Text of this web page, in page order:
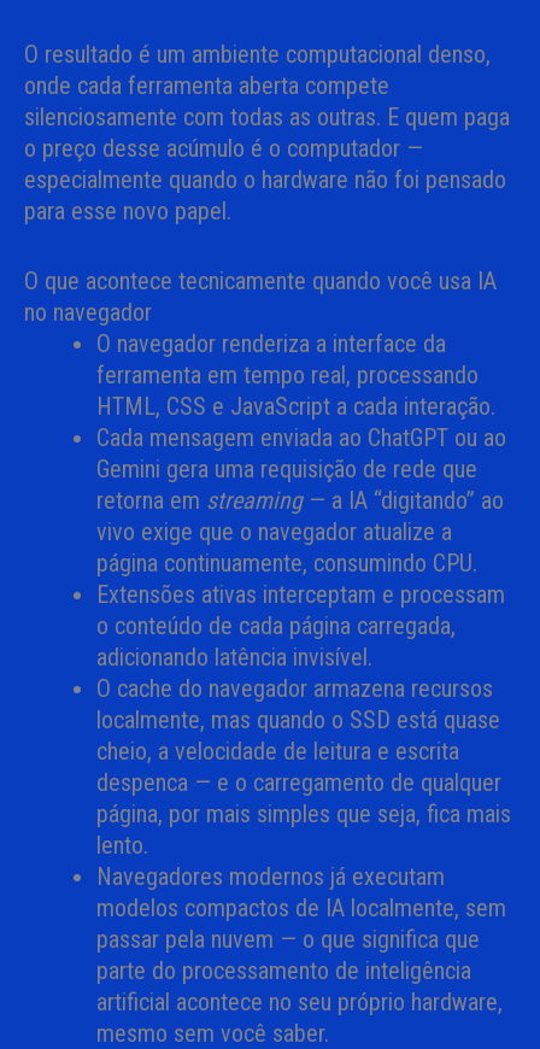
O resultado é um ambiente computacional denso,
onde cada ferramenta aberta compete
silenciosamente com todas as outras. E quem paga
o preço desse acúmulo é o computador —
especialmente quando o hardware não foi pensado
para esse novo papel.
O que acontece tecnicamente quando você usa IA
no navegador
O navegador renderiza a interface da
ferramenta em tempo real, processando
HTML, CSS e JavaScript a cada interação.
Cada mensagem enviada ao ChatGPT ou ao
Gemini gera uma requisição de rede que
retorna em streaming— a IA “digitando” ao
vivo exige que o navegador atualize a
página continuamente, consumindo CPU.
Extensões ativas interceptam e processam
o conteúdo de cada página carregada,
adicionando latência invisível.
O cache do navegador armazena recursos
localmente, mas quando o SSD está quase
cheio, a velocidade de leitura e escrita
despenca — e o carregamento de qualquer
página, por mais simples que seja, fica mais
lento.
Navegadores modernos já executam
modelos compactos de IA localmente, sem
passar pela nuvem — o que significa que
parte do processamento de inteligência
artificial acontece no seu próprio hardware,
mesmo sem você saber.